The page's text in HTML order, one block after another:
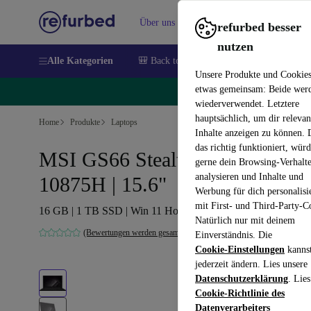
refurbed besser
nutzen
Unsere Produkte und
etwas gemeinsam: Beide
wiederverwendet. Letztere
hauptsächlich, um dir
Inhalte anzeigen zu können.
das richtig funktioniert,
gerne dein Browsing-
analysieren und Inhalte und
Werbung für dich
mit First- und Third-Party-
Natürlich nur mit deinem
Einverständnis. Die
Cookie-Einstellungen
jederzeit ändern. Lies unsere
Datenschutzerklärung.
Cookie-Richtlinie des
Datenverarbeiters
Über uns Verkaufen Hilfe
Alle Kategorien 🎒 Back to school
Home Produkte Laptops
MSI GS66 Stealth 10SGS | i7-
10875H | 15.6"
16 GB | 1 TB SSD | Win 11 Home | UK
(Bewertungen werden gesammelt)